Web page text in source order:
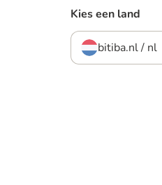
Kies een land
bitiba.nl / nl